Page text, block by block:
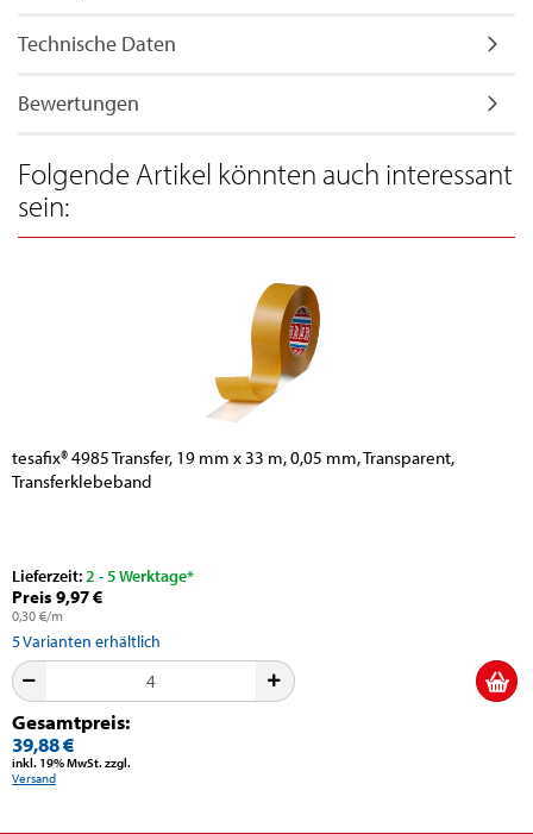
Technische Daten
Bewertungen
Folgende Artikel könnten auch interessant
sein:
tesafix® 4985 Transfer, 19 mm x 33 m, 0,05 mm, Transparent,
Transferklebeband
Lieferzeit: 2 - 5 Werktage*
Preis 9,97 €
0,30 €/m
5Varianten erhältlich
Gesamtpreis:
39,88 €
inkl. 19% MwSt. zzgl.
Versand